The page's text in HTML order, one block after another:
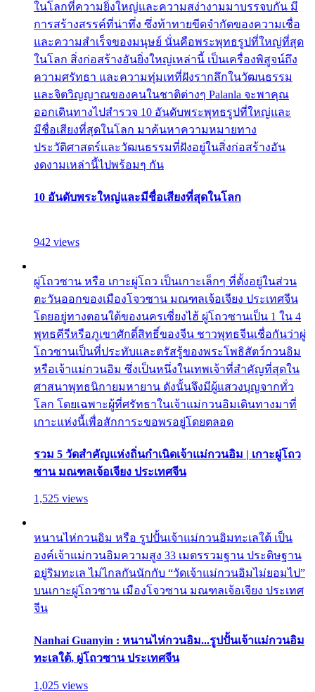
ในโลกที่ความยิ่งใหญ่และความสง่างามมาบรรจบกัน มี
การสร้างสรรค์ที่น่าทึ่ง ซึ่งท้าทายขีดจำกัดของความเชื่อ
และความสำเร็จของมนุษย์ นั่นคือพระพุทธรูปที่ใหญ่ที่สุด
ในโลก สิ่งก่อสร้างอันยิ่งใหญ่เหล่านี้ เป็นเครื่องพิสูจน์ถึง
ความศรัทธา และความทุ่มเทที่ฝังรากลึกในวัฒนธรรม
และจิตวิญญาณของคนในชาติต่างๆ Palanla จะพาคุณ
ออกเดินทางไปสำรวจ 10 อันดับพระพุทธรูปที่ใหญ่และ
มีชื่อเสียงที่สุดในโลก มาค้นหาความหมายทาง
ประวัติศาสตร์และวัฒนธรรมที่ฝังอยู่ในสิ่งก่อสร้างอัน
งดงามเหล่านี้ไปพร้อมๆ กัน
10 อันดับพระใหญ่และมีชื่อเสียงที่สุดในโลก
942 views
ผู่โถวซาน หรือ เกาะผู่โถว เป็นเกาะเล็กๆ ที่ตั้งอยู่ในส่วน
ตะวันออกของเมืองโจวซาน มณฑลเจ้อเจียง ประเทศจีน
โดยอยู่ทางตอนใต้ของนครเซี่ยงไฮ้ ผู่โถวซานเป็น 1 ใน 4
พุทธคีรีหรือภูเขาศักดิ์สิทธิ์ของจีน ชาวพุทธจีนเชื่อกันว่าผู่
โถวซานเป็นที่ประทับและตรัสรู้ของพระโพธิสัตว์กวนอิม
หรือเจ้าแม่กวนอิม ซึ่งเป็นหนึ่งในเทพเจ้าที่สำคัญที่สุดใน
ศาสนาพุทธนิกายมหายาน ดังนั้นจึงมีผู้แสวงบุญจากทั่ว
โลก โดยเฉพาะผู้ที่ศรัทธาในเจ้าแม่กวนอิมเดินทางมาที่
เกาะแห่งนี้เพื่อสักการะขอพรอยู่โดยตลอด
รวม 5 วัดสำคัญแห่งถิ่นกำเนิดเจ้าแม่กวนอิม | เกาะผู่โถว
ซาน มณฑลเจ้อเจียง ประเทศจีน
1,525 views
หนานไห่กวนอิม หรือ รูปปั้นเจ้าแม่กวนอิมทะเลใต้ เป็น
องค์เจ้าแม่กวนอิมความสูง 33 เมตรรวมฐาน ประดิษฐาน
อยู่ริมทะเล ไม่ไกลกันนักกับ “วัดเจ้าแม่กวนอิมไม่ยอมไป”
บนเกาะผู่โถวซาน เมืองโจวซาน มณฑลเจ้อเจียง ประเทศ
จีน
Nanhai Guanyin : หนานไห่กวนอิม...รูปปั้นเจ้าแม่กวนอิม
ทะเลใต้, ผู่โถวซาน ประเทศจีน
1,025 views